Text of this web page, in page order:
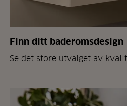
Finn ditt baderomsdesign
Se det store utvalget av